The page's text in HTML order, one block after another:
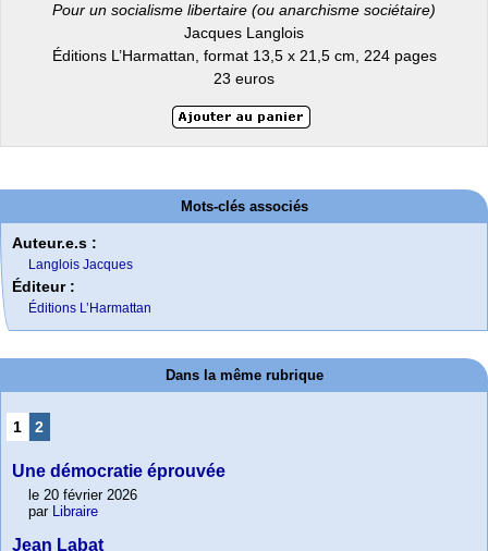
Pour un socialisme libertaire (ou anarchisme sociétaire)
Jacques Langlois
Éditions L’Harmattan, format 13,5 x 21,5 cm, 224 pages
23 euros
Mots-clés associés
Auteur.e.s :
Langlois Jacques
Éditeur :
Éditions L’Harmattan
Dans la même rubrique
1 2
Une démocratie éprouvée
le 20 février 2026
par Libraire
Jean Labat